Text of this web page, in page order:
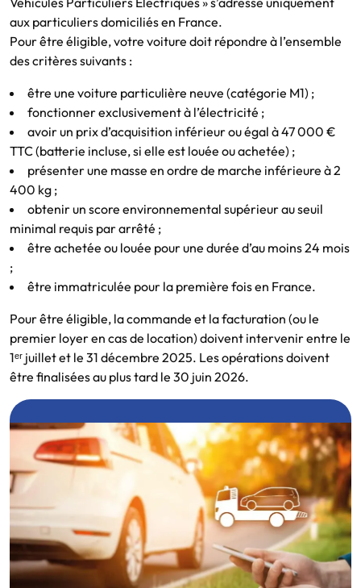
aux particuliers domiciliés en France.
Pour être éligible, votre voiture doit répondre à l’ensemble
des critères suivants :
être une voiture particulière neuve (catégorie M1) ;
fonctionner exclusivement à l’électricité ;
avoir un prix d’acquisition inférieur ou égal à 47 000 €
TTC (batterie incluse, si elle est louée ou achetée) ;
présenter une masse en ordre de marche inférieure à 2
400 kg ;
obtenir un score environnemental supérieur au seuil
minimal requis par arrêté ;
être achetée ou louée pour une durée d’au moins 24 mois
;
être immatriculée pour la première fois en France.
Pour être éligible, la commande et la facturation (ou le
premier loyer en cas de location) doivent intervenir entre le
1ᵉʳ juillet et le 31 décembre 2025. Les opérations doivent
être finalisées au plus tard le 30 juin 2026.